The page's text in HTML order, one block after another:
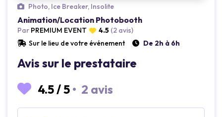
Loading...
Photo, Ice Breaker, Insolite
Animation/Location Photobooth
Par PREMIUM EVENT 4.5 (2 avis)
Sur le lieu de votre événement
De 2h à 6h
Avis sur le prestataire
4.5/5 • 2 avis